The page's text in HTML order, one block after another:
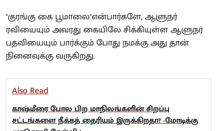
"குரங்கு கை பூமாலை"என்பார்களே, ஆளுநர்
ரவியையும் அவரது கையிலே சிக்கியுள்ள ஆளுநர்
பதவியையும் பார்க்கும் போது நமக்கு அது தான்
நினைவுக்கு வருகிறது.
Also Read
காஷ்மீரை போல பிற மாநிலங்களின் சிறப்பு
சட்டங்களை நீக்கத் தைரியம் இருக்கிறதா? -மோடிக்கு